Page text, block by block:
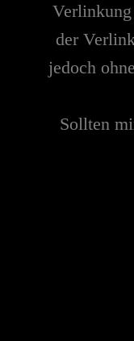
der
jedoch
Sollten